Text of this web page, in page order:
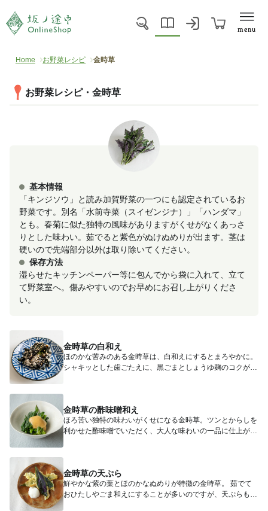
menu
Home お野菜レシピ 金時草
お野菜レシピ・金時草
基本情報
「キンジソウ」と読み加賀野菜の一つにも認定されているお
野菜です。別名「水前寺菜（スイゼンジナ）」「ハンダマ」
とも。春菊に似た独特の風味がありますがくせがなくあっさ
りとした味わい。茹でると紫色がぬけぬめりが出ます。茎は
硬いので先端部分以外は取り除いてください。
保存方法
湿らせたキッチンペーパー等に包んでから袋に入れて、立て
て野菜室へ。傷みやすいのでお早めにお召し上がりくださ
い。
金時草の白和え
ほのかな苦みのある金時草は、白和えにするとまろやかに。
シャキッとした歯ごたえに、黒ごまとしょうゆ麹のコクがよ
金時草の酢味噌和え
ほろ苦い独特の味わいがくせになる金時草。ツンとからしを
利かせた酢味噌でいただく、大人な味わいの一品に仕上がり
ました。 ...
金時草の天ぷら
鮮やかな紫の葉とほのかなぬめりが特徴の金時草。 茹でて
おひたしやごま和えにすることが多いのですが、天ぷらもと
っても美味...